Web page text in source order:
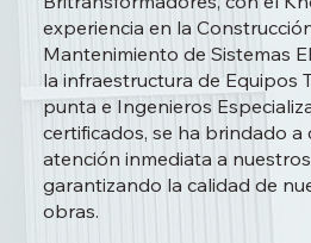
experiencia en la
Mantenimiento de Sistemas
la infraestructura de Equipos
punta e Ingenieros
certificados, se ha brindado a
atención inmediata a
garantizando la calidad de
obras.